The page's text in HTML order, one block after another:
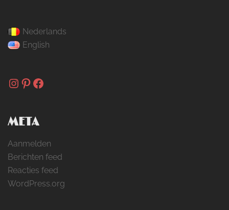
Nederlands
English
Instagram
Pinterest
Facebook
META
Aanmelden
Berichten feed
Reacties feed
WordPress.org